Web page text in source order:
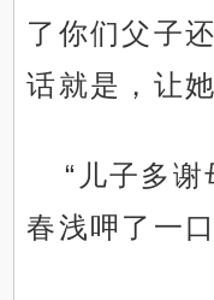
了你们父子
话就是，让
“儿子多谢
春浅呷了一口